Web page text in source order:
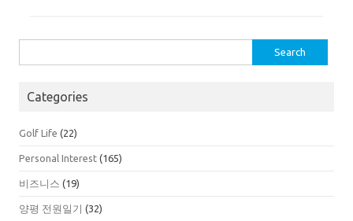
for:
Categories
Golf Life (22)
Personal Interest (165)
비즈니스 (19)
양평 전원일기 (32)